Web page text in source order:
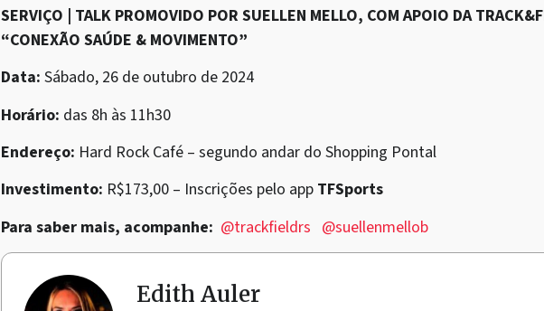
SERVIÇO | TALK PROMOVIDO POR SUELLEN MELLO, COM APOIO DA
“CONEXÃO SAÚDE & MOVIMENTO”
Data: Sábado, 26 de outubro de 2024
Horário: das 8h às 11h30
Endereço: Hard Rock Café – segundo andar do Shopping Pontal
Investimento: R$173,00 – Inscrições pelo app TFSports
Para saber mais, acompanhe: @trackfieldrs @suellenmellob
Edith Auler